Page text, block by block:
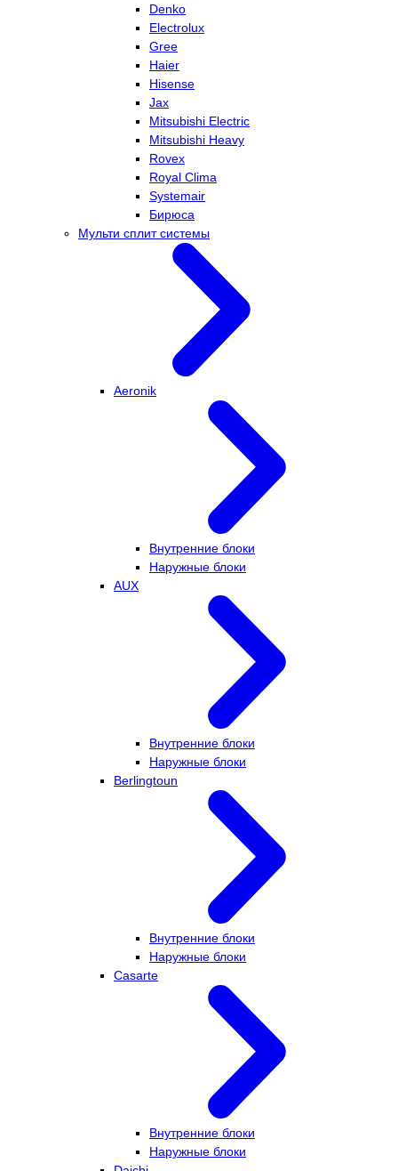
Denko
Electrolux
Gree
Haier
Hisense
Jax
Mitsubishi Electric
Mitsubishi Heavy
Rovex
Royal Clima
Systemair
Бирюса
Мульти сплит системы
Aeronik
Внутренние блоки
Наружные блоки
AUX
Внутренние блоки
Наружные блоки
Berlingtoun
Внутренние блоки
Наружные блоки
Casarte
Внутренние блоки
Наружные блоки